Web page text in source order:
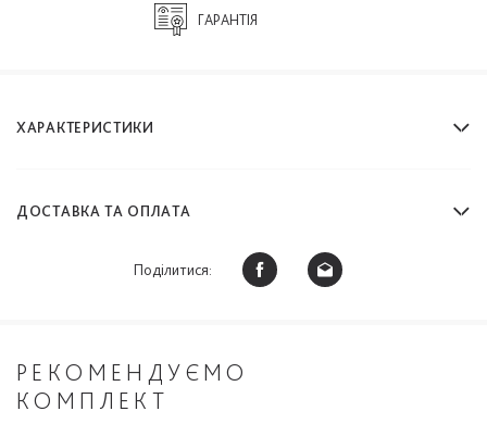
ГАРАНТІЯ
ХАРАКТЕРИСТИКИ
ДОСТАВКА ТА ОПЛАТА
Поділитися:
РЕКОМЕНДУЄМО
КОМПЛЕКТ